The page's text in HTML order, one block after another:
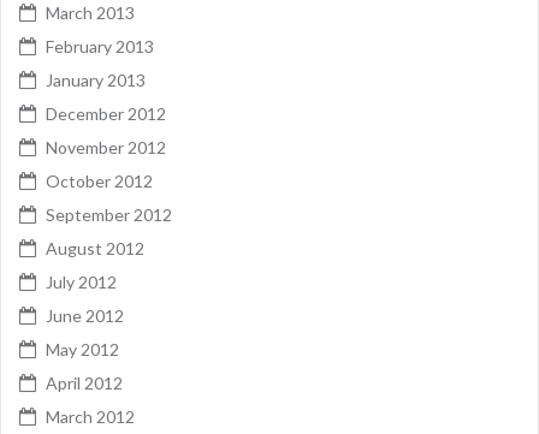
March 2013
February 2013
January 2013
December 2012
November 2012
October 2012
September 2012
August 2012
July 2012
June 2012
May 2012
April 2012
March 2012